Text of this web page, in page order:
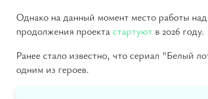
Однако на данный момент место работы
продолжения проекта стартуют в 2026 году.
Ранее стало известно, что сериал "Белый
одним из героев.